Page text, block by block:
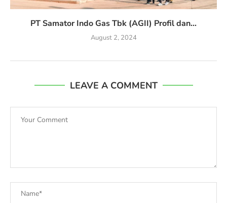
PT Samator Indo Gas Tbk (AGII) Profil dan...
August 2, 2024
LEAVE A COMMENT